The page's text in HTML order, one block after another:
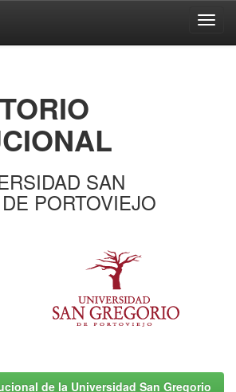
SAN
PORTOVIEJO
de la Universidad San Gregorio